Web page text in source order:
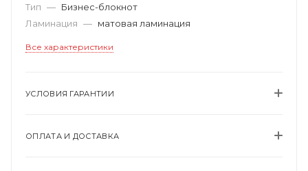
Тип — Бизнес-блокнот
Ламинация — матовая ламинация
Все характеристики
УСЛОВИЯ ГАРАНТИИ
ОПЛАТА И ДОСТАВКА